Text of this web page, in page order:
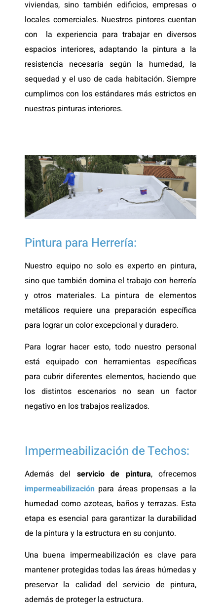
viviendas, sino también edificios, empresas o
locales comerciales. Nuestros pintores cuentan
con la experiencia para trabajar en diversos
espacios interiores, adaptando la pintura a la
resistencia necesaria según la humedad, la
sequedad y el uso de cada habitación. Siempre
cumplimos con los estándares más estrictos en
nuestras pinturas interiores.
Pintura para Herrería:
Nuestro equipo no solo es experto en pintura,
sino que también domina el trabajo con herrería
y otros materiales. La pintura de elementos
metálicos requiere una preparación específica
para lograr un color excepcional y duradero.
Para lograr hacer esto, todo nuestro personal
está equipado con herramientas específicas
para cubrir diferentes elementos, haciendo que
los distintos escenarios no sean un factor
negativo en los trabajos realizados.
Impermeabilización de Techos:
Además del servicio de pintura, ofrecemos
impermeabilización para áreas propensas a la
humedad como azoteas, baños y terrazas. Esta
etapa es esencial para garantizar la durabilidad
de la pintura y la estructura en su conjunto.
Una buena impermeabilización es clave para
mantener protegidas todas las áreas húmedas y
preservar la calidad del servicio de pintura,
además de proteger la estructura.